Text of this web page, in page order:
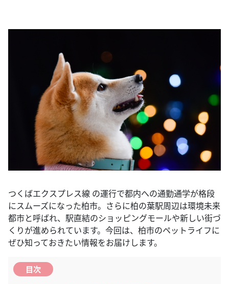
つくばエクスプレス線 の運行で都内への通勤通学が格段
にスムーズになった柏市。さらに柏の葉駅周辺は環境未来
都市と呼ばれ、駅直結のショッピングモールや新しい街づ
くりが進められています。今回は、柏市のペットライフに
ぜひ知っておきたい情報をお届けします。
目次